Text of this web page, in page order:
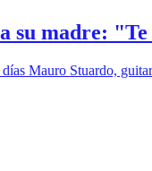
su madre:
Mauro Stuardo,